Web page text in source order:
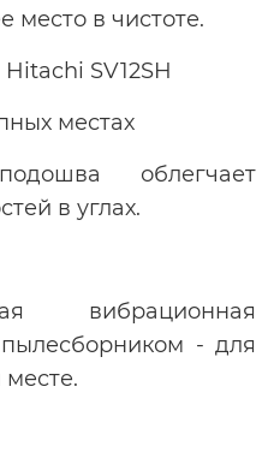
место в чистоте.
SV12SH
местах
облегчает
в углах.
вибрационная
- для